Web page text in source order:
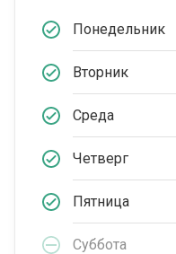
Понедельник
Вторник
Среда
Четверг
Пятница
Суббота